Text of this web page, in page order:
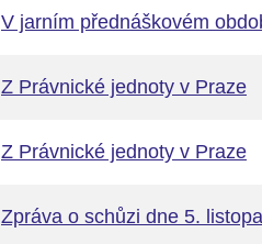
V jarním přednáškovém
Z Právnické jednoty v Praze
Z Právnické jednoty v Praze
Zpráva o schůzi dne 5.